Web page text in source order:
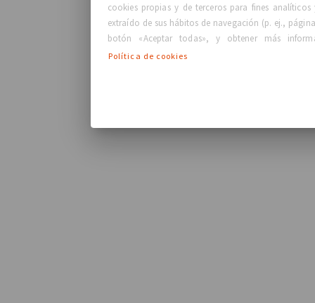
cookies propias y de terceros para fines
extraído de sus hábitos de navegación (p. ej.,
botón «Aceptar todas», y obtener más
Política de cookies